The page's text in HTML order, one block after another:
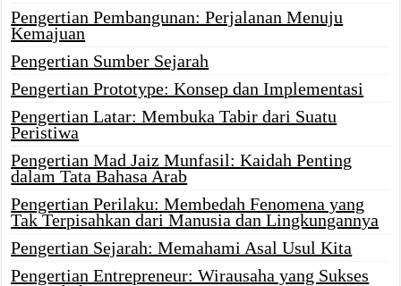
Pengertian Pembangunan: Perjalanan Menuju
Kemajuan
Pengertian Sumber Sejarah
Pengertian Prototype: Konsep dan Implementasi
Pengertian Latar: Membuka Tabir dari Suatu
Peristiwa
Pengertian Mad Jaiz Munfasil: Kaidah Penting
dalam Tata Bahasa Arab
Pengertian Perilaku: Membedah Fenomena yang
Tak Terpisahkan dari Manusia dan Lingkungannya
Pengertian Sejarah: Memahami Asal Usul Kita
Pengertian Entrepreneur: Wirausaha yang Sukses